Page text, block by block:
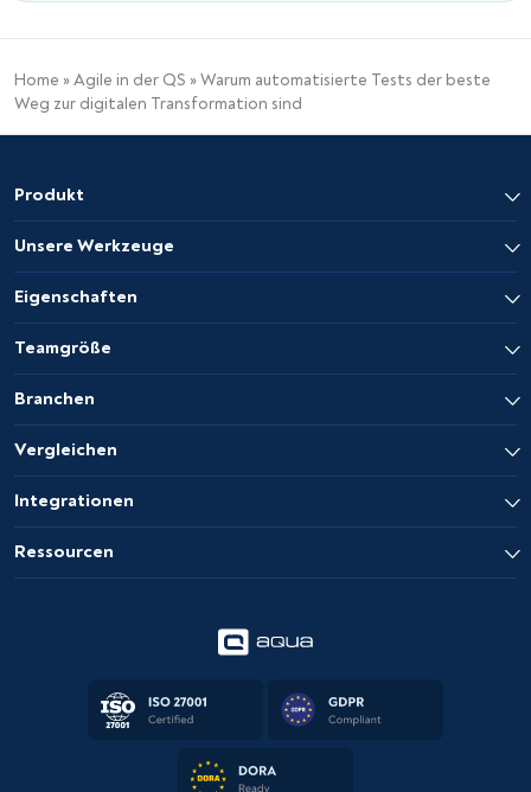
Home »Agile in der QS »Warum automatisierte Tests der beste
Weg zur digitalen Transformation sind
Produkt
Unsere Werkzeuge
Eigenschaften
Teamgröße
Branchen
Vergleichen
Integrationen
Ressourcen